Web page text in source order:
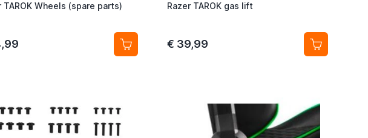
TAROK Wheels (spare parts)
Razer TAROK gas lift
€ 39,99